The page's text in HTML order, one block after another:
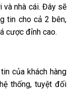
và nhà cái. Đây sẽ
tin cho cả 2 bên,
cược đỉnh cao.
của khách hàng
thống, tuyệt đối